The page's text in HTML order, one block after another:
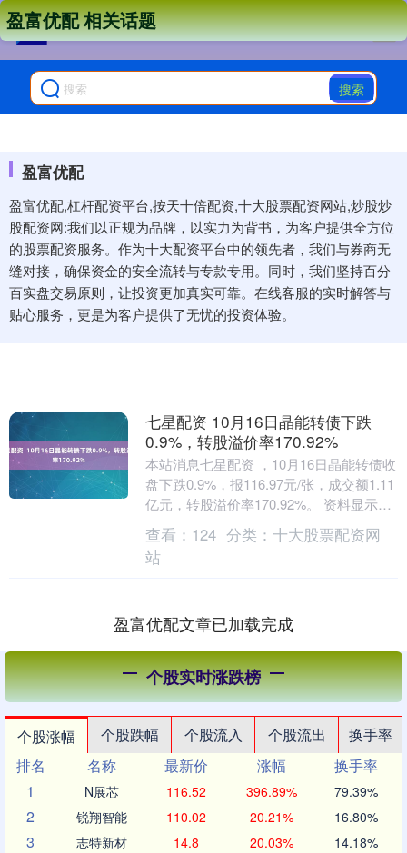
搜索
盈富优配
盈富优配,杠杆配资平台,按天十倍配资,十大股票配资网站,炒股炒
股配资网:我们以正规为品牌，以实力为背书，为客户提供全方位
的股票配资服务。作为十大配资平台中的领先者，我们与券商无
缝对接，确保资金的安全流转与专款专用。同时，我们坚持百分
百实盘交易原则，让投资更加真实可靠。在线客服的实时解答与
贴心服务，更是为客户提供了无忧的投资体验。
盈富优配 相关话题
七星配资 10月16日晶能转债下跌
0.9%，转股溢价率170.92%
本站消息七星配资 ，10月16日晶能转债收
盘下跌0.9%，报116.97元/张，成交额1.11
亿元，转股溢价率170.92%。 资料显示，
晶能转债信用级别为“A....
查看： 124 分类： 十大股票配资网
站
盈富优配文章已加载完成
个股实时涨跌榜
个股涨幅 个股跌幅 个股流入 个股流出
换手率
排名
名称 最新价 涨幅
换手率
1
N展芯 116.52 396.89% 79.39%
2 锐翔智能 110.02 20.21% 16.80%
3 志特新材 14.8 20.03% 14.18%